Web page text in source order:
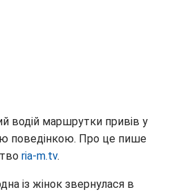
водій маршрутки привів у
поведінкою. Про це пише
ria-m.tv.
із жінок звернулася в